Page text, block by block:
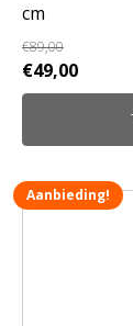
cm
€89,00
prijs
€89,00.
€49,00Huidige
prijs
Aanbieding!